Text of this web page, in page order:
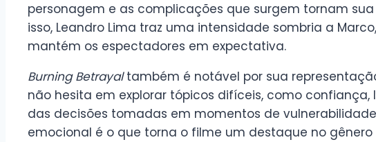
personagem e as complicações que surgem tornam
isso, Leandro Lima traz uma intensidade sombria a
mantém os espectadores em expectativa.
Burning Betrayaltambém é notável por sua
não hesita em explorar tópicos difíceis, como
das decisões tomadas em momentos de
emocional é o que torna o filme um destaque no